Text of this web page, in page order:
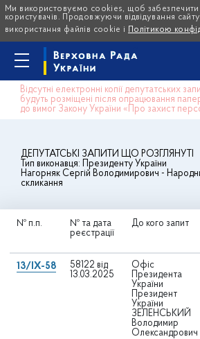
Ми використовуємо cookies, щоб
користувачів. Продовжуючи відвідування
використання файлів cookie і
Політикою
Відсутні електронні копії депутатських
будуть розміщені після опрацювання
до вимог Закону України «Про захист
ДЕПУТАТСЬКІ ЗАПИТИ ЩО РОЗГЛЯНУТІ
Тип виконавця: Президенту України
Нагорняк Сергій Володимирович -
скликання
№ п.п.
№ та дата
реєстрації
До кого запит
13/IX-58
58122 від
13.03.2025
Офіс
Президента
України
Президент
України
ЗЕЛЕНСЬКИЙ
Володимир
Олександрович